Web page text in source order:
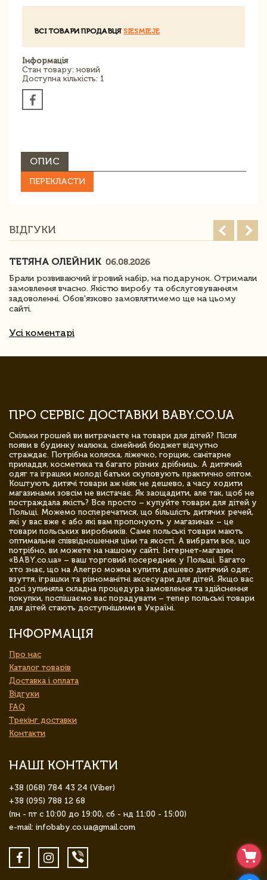
ВСІ ТОВАРИ ПРОДАВЦЯ SIESMIEJE
Інформація
Стан товару: новий
Доступна кількість: 1
ОПИС
ПЕРЕКЛАСТИ
ВІДГУКИ
ТЕТЯНА ОЛЕЙНИК 06.08.2026
Брали розвиваючий ігровий набір, на подарунок. Отримали
замовлення вчасно. Якістю виробу та обслуговуванням
задоволенні. Обов'язково замовлятимемо ще на цьому
сайті.
Усі коментарі
ПРО СЕРВІС ДОСТАВКИ BABY.CO.UA
Скільки грошей ви витрачаєте на товари для дітей? Після
появи в будинку малюка, сімейний бюджет відчутно
страждає. Потрібна коляска, ліжечко, горщик, санітарне
приладдя, косметика та багато різних дрібниць. А дитячий
одяг та іграшки молоді батьки скуповують практично оптом.
Коштують дитячі товари аж ніяк не дешево, а часу ходити
магазинами зовсім не вистачає. Як заощадити, але так, щоб не
постраждала якість? Все просто – купуйте товари для дітей у
Польщі. Можемо посперечатися, що більшість дитячих речей,
які у вас вже є або які вам пропонують у магазинах – це
товари польських виробників. Саме польські товари мають
оптимальне співвідношення ціни та якості. А вибрати все, що
потрібно, ви можете на нашому сайті. Інтернет-магазин
«BABY.co.ua» – ваш торговий посередник у Польщі. Багато
хто знає, що на Алегро можна купити дешево дитячий одяг,
взуття, іграшки та різноманітні аксесуари для дітей. Якщо вас
досі зупиняла складна процедура замовлення та здійснення
покупки, поспішаємо вас порадувати – тепер польські товари
для дітей стають доступнішими в Україні.
ІНФОРМАЦІЯ
Про нас
Каталог товарів
Доставка і оплата
Відгуки
FAQ
Трекінг доставки
Контакти
НАШІ КОНТАКТИ
+38 (068) 784 43 24 (Viber)
+38 (095) 788 12 68
(пн - пт с 10:00 до 19:00, сб - нд 11:00 - 15:00)
e-mail: infobaby.co.ua@gmail.com